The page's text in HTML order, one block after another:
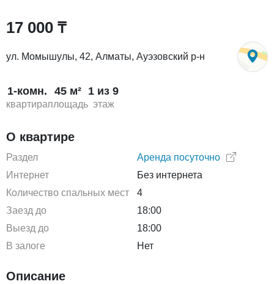
17 000 ₸
ул. Момышулы, 42, Алматы, Ауэзовский р-н
1-комн.
квартира
45 м²
площадь
1 из 9
этаж
О квартире
Раздел
Аренда посуточно
Интернет
Без интернета
Количество спальных мест
4
Заезд до
18:00
Выезд до
18:00
В залоге
Нет
Описание